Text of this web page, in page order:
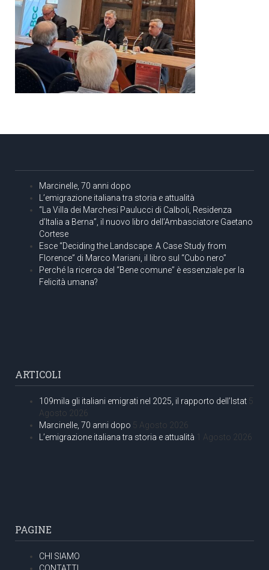
Marcinelle, 70 anni dopo
L’emigrazione italiana tra storia e attualità
“La Villa dei Marchesi Paulucci di Calboli, Residenza
d’Italia a Berna”, il nuovo libro dell’Ambasciatore Gaetano
Cortese
Esce “Deciding the Landscape. A Case Study from
Florence” di Marco Mariani, il libro sul “Cubo nero”
Perché la ricerca del “Bene comune” è essenziale per la
Felicità umana?
ARTICOLI
109mila gli italiani emigrati nel 2025, il rapporto dell’Istat 5
Agosto 2026
Marcinelle, 70 anni dopo 5 Agosto 2026
L’emigrazione italiana tra storia e attualità 1 Agosto 2026
PAGINE
CHI SIAMO